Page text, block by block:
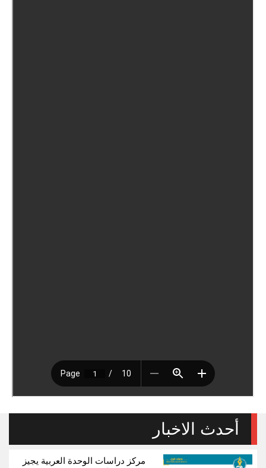
أحدث الاخبار
مركز دراسات الوحدة العربية يجيز